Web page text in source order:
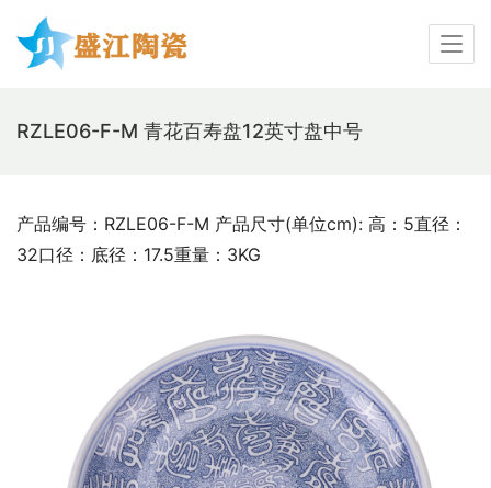
RZLE06-F-M 青花百寿盘12英寸盘中号
产品编号：RZLE06-F-M 产品尺寸(单位cm): 高：5直径：
32口径：底径：17.5重量：3KG